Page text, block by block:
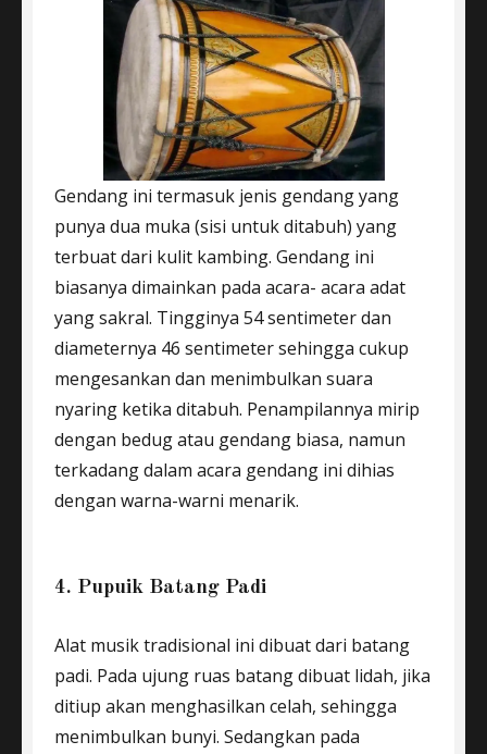
Gendang ini termasuk jenis gendang yang
punya dua muka (sisi untuk ditabuh) yang
terbuat dari kulit kambing. Gendang ini
biasanya dimainkan pada acara- acara adat
yang sakral. Tingginya 54 sentimeter dan
diameternya 46 sentimeter sehingga cukup
mengesankan dan menimbulkan suara
nyaring ketika ditabuh. Penampilannya mirip
dengan bedug atau gendang biasa, namun
terkadang dalam acara gendang ini dihias
dengan warna-warni menarik.
4. Pupuik Batang Padi
Alat musik tradisional ini dibuat dari batang
padi. Pada ujung ruas batang dibuat lidah, jika
ditiup akan menghasilkan celah, sehingga
menimbulkan bunyi. Sedangkan pada